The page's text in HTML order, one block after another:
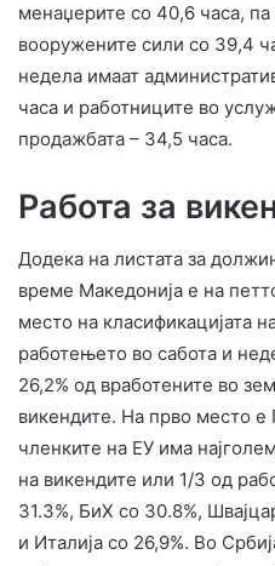
менаџерите со 40,6 часа,
вооружените сили со 39,4
недела имаат
часа и работниците во
продажбата – 34,5 часа.
Работа за
Додека на листата за
време Македонија е на
место на класификацијата
работењето во сабота и
26,2% од вработените во
викендите. На прво место е
членките на ЕУ има
на викендите или 1/3 од
31.3%, БиХ со 30.8%,
и Италија со 26,9%. Во